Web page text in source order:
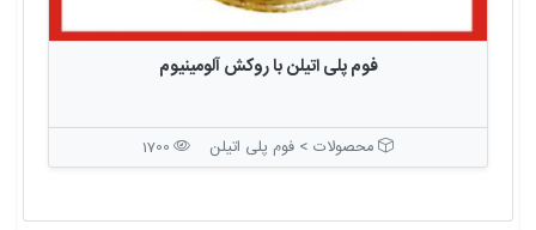
فوم پلی اتیلن با روکش آلومینیوم
محصولات > فوم پلی اتیلن